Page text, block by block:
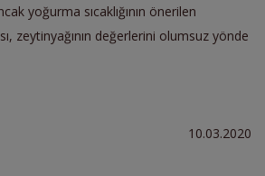
yoğurma sıcaklığının önerilen
zeytinyağının değerlerini olumsuz yönde
10.03.2020